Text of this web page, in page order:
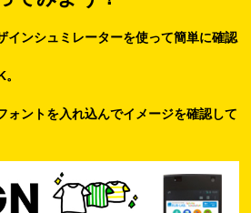
インシュミレーターを使って簡単に確認
ォントを入れ込んでイメージを確認して